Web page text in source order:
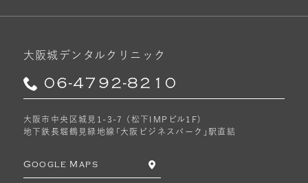
大阪城デンタルクリニック
06-4792-8210
大阪市中央区城見1-3-7 （松下IMPビル1F）
地下鉄長堀鶴見緑地線「大阪ビジネスパーク」駅直結
Google Maps